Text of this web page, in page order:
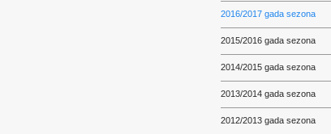
2016/2017 gada sezona
2015/2016 gada sezona
2014/2015 gada sezona
2013/2014 gada sezona
2012/2013 gada sezona